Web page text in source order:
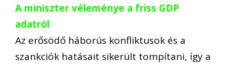
A miniszter véleménye a friss GDP
adatról
Az erősödő háborús konfliktusok és a
szankciók hatásait sikerült tompítani, így a